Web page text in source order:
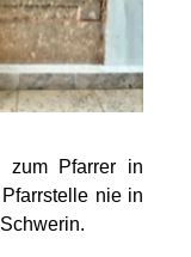
zum Pfarrer in
nie in